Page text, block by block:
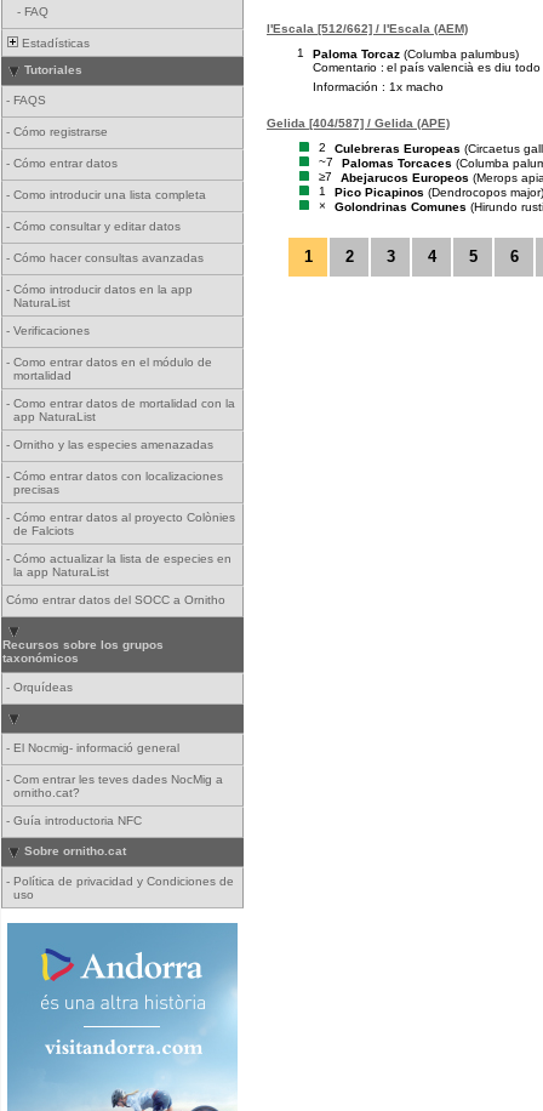
- FAQ
Estadísticas
Tutoriales
- FAQS
- Cómo registrarse
- Cómo entrar datos
- Como introducir una lista completa
- Cómo consultar y editar datos
- Cómo hacer consultas avanzadas
- Cómo introducir datos en la app
NaturaList
- Verificaciones
- Como entrar datos en el módulo de
mortalidad
- Como entrar datos de mortalidad con la
app NaturaList
- Ornitho y las especies amenazadas
- Cómo entrar datos con localizaciones
precisas
- Cómo entrar datos al proyecto Colònies
de Falciots
- Cómo actualizar la lista de especies en
la app NaturaList
Cómo entrar datos del SOCC a Ornitho
Recursos sobre los grupos
taxonómicos
- Orquídeas
- El Nocmig- informació general
- Com entrar les teves dades NocMig a
ornitho.cat?
- Guía introductoria NFC
Sobre ornitho.cat
- Política de privacidad y Condiciones de
uso
l'Escala [512/662] / l'Escala (AEM)
1
Paloma Torcaz (Columba palumbus)
Comentario : el país valencià es diu todo
Información : 1x macho
Gelida [404/587] / Gelida (APE)
2
Culebreras Europeas (Circaetus
~7
Palomas Torcaces (Columba
≥7
Abejarucos Europeos (Merops
1
Pico Picapinos (Dendrocopos major)
×
Golondrinas Comunes (Hirundo
1 2 3 4 5 6